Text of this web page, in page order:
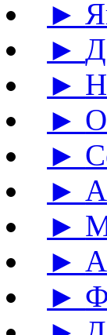
►
►
►
►
►
►
►
►
►